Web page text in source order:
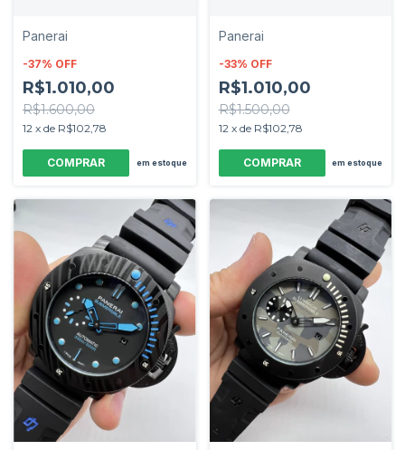
Panerai
-37% OFF
R$1.010,00
R$1.600,00
12 x de R$102,78
em estoque
Panerai
-33% OFF
R$1.010,00
R$1.500,00
12 x de R$102,78
em estoque